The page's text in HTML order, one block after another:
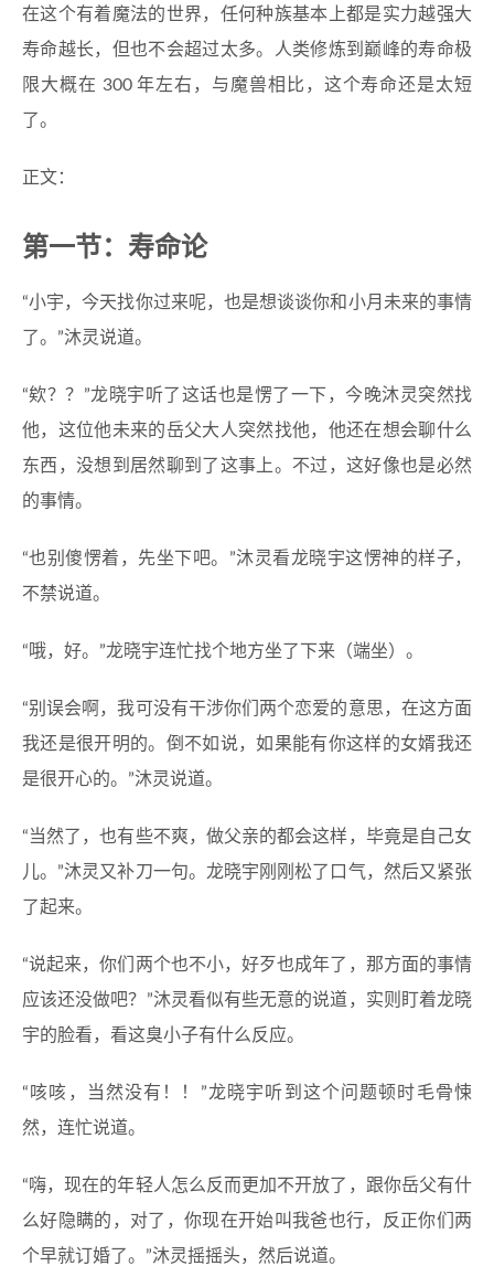
在这个有着魔法的世界，任何种族基本上都是实力越强大
寿命越长，但也不会超过太多。人类修炼到巅峰的寿命极
限大概在 300 年左右，与魔兽相比，这个寿命还是太短
了。
正文：
第一节：寿命论
“小宇，今天找你过来呢，也是想谈谈你和小月未来的事情
了。”沐灵说道。
“欸？？”龙晓宇听了这话也是愣了一下，今晚沐灵突然找
他，这位他未来的岳父大人突然找他，他还在想会聊什么
东西，没想到居然聊到了这事上。不过，这好像也是必然
的事情。
“也别傻愣着，先坐下吧。”沐灵看龙晓宇这愣神的样子，
不禁说道。
“哦，好。”龙晓宇连忙找个地方坐了下来（端坐）。
“别误会啊，我可没有干涉你们两个恋爱的意思，在这方面
我还是很开明的。倒不如说，如果能有你这样的女婿我还
是很开心的。”沐灵说道。
“当然了，也有些不爽，做父亲的都会这样，毕竟是自己女
儿。”沐灵又补刀一句。龙晓宇刚刚松了口气，然后又紧张
了起来。
“说起来，你们两个也不小，好歹也成年了，那方面的事情
应该还没做吧？”沐灵看似有些无意的说道，实则盯着龙晓
宇的脸看，看这臭小子有什么反应。
“咳咳，当然没有！！”龙晓宇听到这个问题顿时毛骨悚
然，连忙说道。
“嗨，现在的年轻人怎么反而更加不开放了，跟你岳父有什
么好隐瞒的，对了，你现在开始叫我爸也行，反正你们两
个早就订婚了。”沐灵摇摇头，然后说道。